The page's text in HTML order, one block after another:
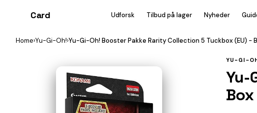
Card Udforsk Tilbud på lager Nyheder
Home›Yu-Gi-Oh!›Yu-Gi-Oh! Booster Pakke Rarity Collection 5 Tuckbox (EU) -
YU-GI-
Yu-